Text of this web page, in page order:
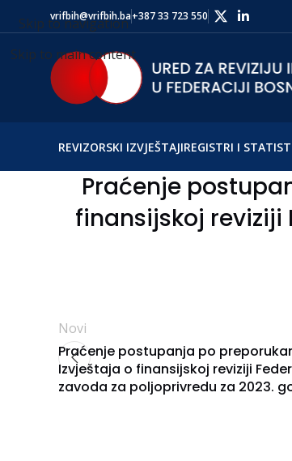
Skip to navigation
Skip to main content
vrifbih@vrifbih.ba+387 33 723 550
REVIZORSKI IZVJEŠTAJIREGISTRI I
Praćenje
finansijskoj reviziji
Novi
Praćenje postupanja po
Izvještaja o finansijskoj reviziji
zavoda za poljoprivredu za 2023.